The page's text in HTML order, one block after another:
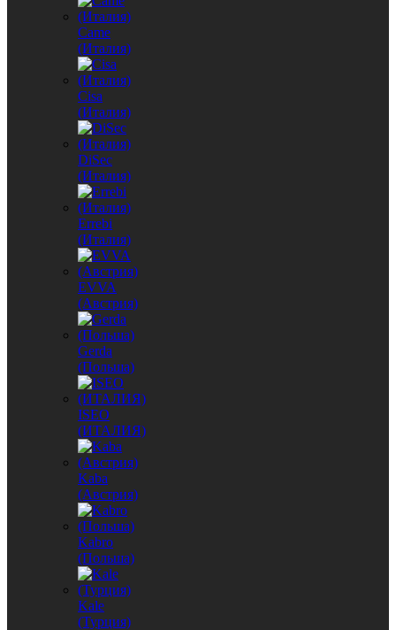
Came
(Италия)
Cisa
(Италия)
DiSec
(Италия)
Errebi
(Италия)
EVVA
(Австрия)
Gerda
(Польша)
ISEO
(ИТАЛИЯ)
Kaba
(Австрия)
Kabro
(Польша)
Kale
(Турция)